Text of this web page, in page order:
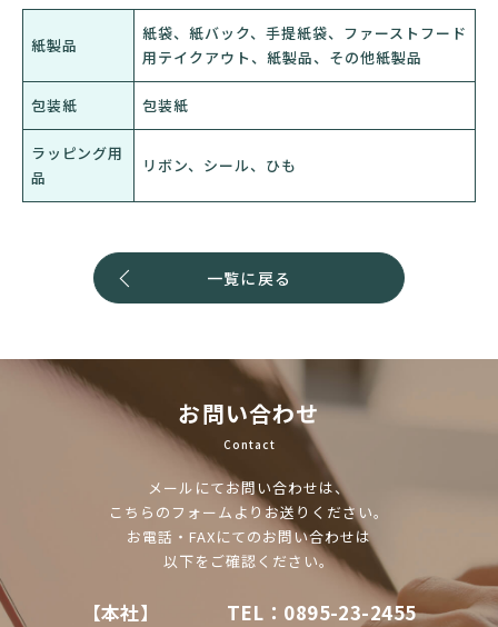
紙製品
紙袋、紙バック、手提紙袋、ファーストフード
用テイクアウト、紙製品、その他紙製品
包装紙 包装紙
ラッピング用
品
リボン、シール、ひも
一覧に戻る
お問い合わせ
Contact
メールにてお問い合わせは、
こちらのフォームよりお送りください。
お電話・FAXにてのお問い合わせは
以下をご確認ください。
【本社】
TEL：0895-23-2455